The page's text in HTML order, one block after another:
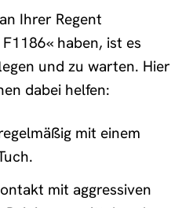
Ihrer Regent
haben, ist es
und zu warten. Hier
dabei helfen:
mit einem
mit aggressiven